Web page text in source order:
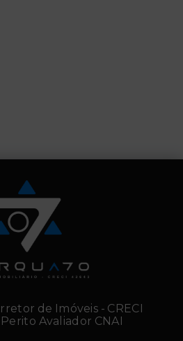
de Imóveis - CRECI
Avaliador CNAI